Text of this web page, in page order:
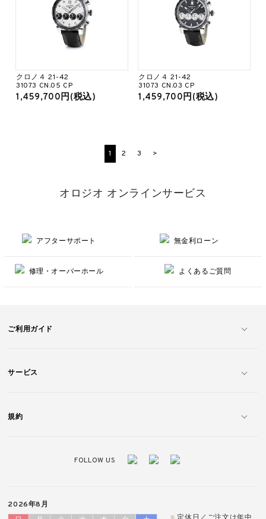
クロノ４ 21-42
31073 CN.05 CP
1,459,700円(税込)
クロノ４ 21-42
31073 CN.03 CP
1,459,700円(税込)
1 2 3 >
オロジオ オンラインサービス
アフターサポート 無金利ローン
修理・オーバーホール よくあるご質問
ご利用ガイド
サービス
規約
FOLLOW US
2026年8月